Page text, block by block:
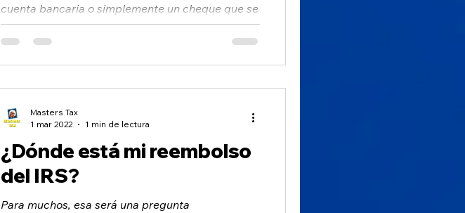
cuenta bancaria o simplemente un cheque que se
pierde en el correo. Existen diversas razones...
¿Dónde está mi reembolso
del IRS?
Para muchos, esa será una pregunta
Masters Tax
1 mar 2022
1 min de lectura